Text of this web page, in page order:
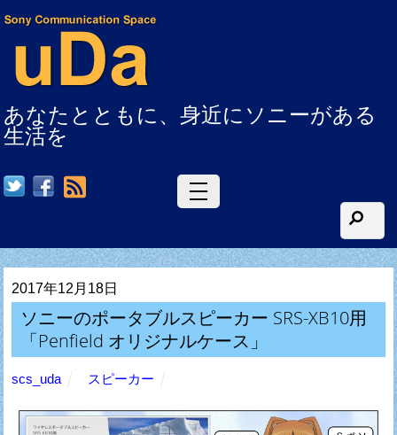
あなたとともに、身近にソニーがある
生活を
2017年12月18日
ソニーのポータブルスピーカー SRS-XB10用
「Penfield オリジナルケース」
scs_uda スピーカー